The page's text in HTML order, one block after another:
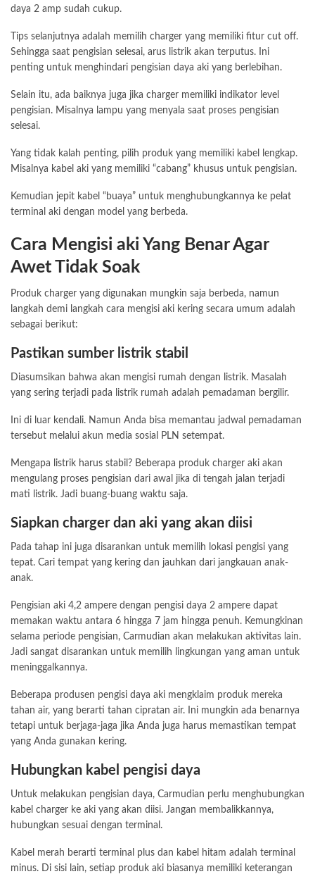
daya 2 amp sudah cukup.
Tips selanjutnya adalah memilih charger yang memiliki fitur cut off.
Sehingga saat pengisian selesai, arus listrik akan terputus. Ini
penting untuk menghindari pengisian daya aki yang berlebihan.
Selain itu, ada baiknya juga jika charger memiliki indikator level
pengisian. Misalnya lampu yang menyala saat proses pengisian
selesai.
Yang tidak kalah penting, pilih produk yang memiliki kabel lengkap.
Misalnya kabel aki yang memiliki “cabang” khusus untuk pengisian.
Kemudian jepit kabel “buaya” untuk menghubungkannya ke pelat
terminal aki dengan model yang berbeda.
Cara Mengisi aki Yang Benar Agar
Awet Tidak Soak
Produk charger yang digunakan mungkin saja berbeda, namun
langkah demi langkah cara mengisi aki kering secara umum adalah
sebagai berikut:
Pastikan sumber listrik stabil
Diasumsikan bahwa akan mengisi rumah dengan listrik. Masalah
yang sering terjadi pada listrik rumah adalah pemadaman bergilir.
Ini di luar kendali. Namun Anda bisa memantau jadwal pemadaman
tersebut melalui akun media sosial PLN setempat.
Mengapa listrik harus stabil? Beberapa produk charger aki akan
mengulang proses pengisian dari awal jika di tengah jalan terjadi
mati listrik. Jadi buang-buang waktu saja.
Siapkan charger dan aki yang akan diisi
Pada tahap ini juga disarankan untuk memilih lokasi pengisi yang
tepat. Cari tempat yang kering dan jauhkan dari jangkauan anak-
anak.
Pengisian aki 4,2 ampere dengan pengisi daya 2 ampere dapat
memakan waktu antara 6 hingga 7 jam hingga penuh. Kemungkinan
selama periode pengisian, Carmudian akan melakukan aktivitas lain.
Jadi sangat disarankan untuk memilih lingkungan yang aman untuk
meninggalkannya.
Beberapa produsen pengisi daya aki mengklaim produk mereka
tahan air, yang berarti tahan cipratan air. Ini mungkin ada benarnya
tetapi untuk berjaga-jaga jika Anda juga harus memastikan tempat
yang Anda gunakan kering.
Hubungkan kabel pengisi daya
Untuk melakukan pengisian daya, Carmudian perlu menghubungkan
kabel charger ke aki yang akan diisi. Jangan membalikkannya,
hubungkan sesuai dengan terminal.
Kabel merah berarti terminal plus dan kabel hitam adalah terminal
minus. Di sisi lain, setiap produk aki biasanya memiliki keterangan